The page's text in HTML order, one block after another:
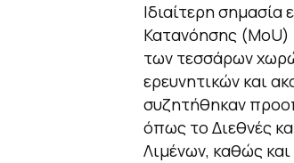
Ιδιαίτερη
Κατανόησης (MoU)
των τεσσάρων
ερευνητικών και
συζητήθηκαν
όπως το Διεθνές
Λιμένων, καθώς